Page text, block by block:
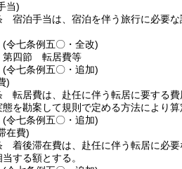
当)
宿泊手当は、宿泊を伴う旅行に必要
(令七条例五〇・全改)
第四節
転居費等
(令七条例五〇・追加)
)
転居費は、赴任に伴う転居に要する費
態を勘案して規則で定める方法により算
(令七条例五〇・追加)
在費)
着後滞在費は、赴任に伴う転居に必
する額とする。